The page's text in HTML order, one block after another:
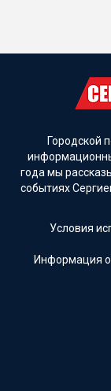
Городской
года мы
событиях
Условия
Информация